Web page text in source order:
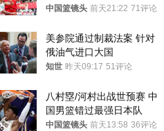
亚
中国篮镜头 前天21:22 71评论
美参院通过制裁法案 针对
俄油气进口大国
知世 昨天09:17 51评论
八村塁/河村出战世预赛 中
国男篮错过最强日本队
中国篮镜头 前天13:58 36评论